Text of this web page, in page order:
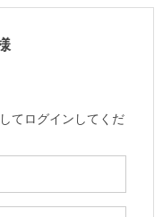
てログインしてくだ